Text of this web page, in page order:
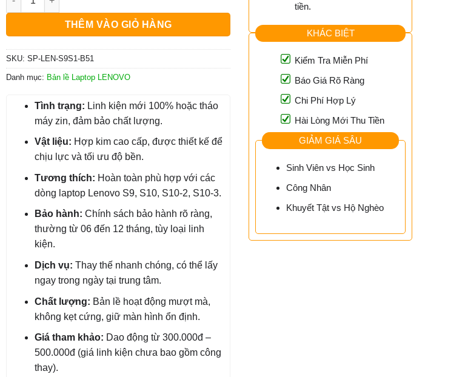
THÊM VÀO GIỎ HÀNG
SKU: SP-LEN-S9S1-B51
Danh mục: Bản lề Laptop LENOVO
Tình trạng: Linh kiện mới 100% hoặc tháo
máy zin, đảm bảo chất lượng.
Vật liệu: Hợp kim cao cấp, được thiết kế để
chịu lực và tối ưu độ bền.
Tương thích: Hoàn toàn phù hợp với các
dòng laptop Lenovo S9, S10, S10-2, S10-3.
Bảo hành: Chính sách bảo hành rõ ràng,
thường từ 06 đến 12 tháng, tùy loại linh
kiện.
Dịch vụ: Thay thế nhanh chóng, có thể lấy
ngay trong ngày tại trung tâm.
Chất lượng: Bản lề hoạt động mượt mà,
không kẹt cứng, giữ màn hình ổn định.
Giá tham khảo: Dao động từ 300.000đ –
500.000đ (giá linh kiện chưa bao gồm công
thay).
tiền.
KHÁC BIỆT
Kiểm Tra Miễn Phí
Báo Giá Rõ Ràng
Chi Phí Hợp Lý
Hài Lòng Mới Thu Tiền
GIẢM GIÁ SÂU
Sinh Viên vs Học Sinh
Công Nhân
Khuyết Tật vs Hộ Nghèo